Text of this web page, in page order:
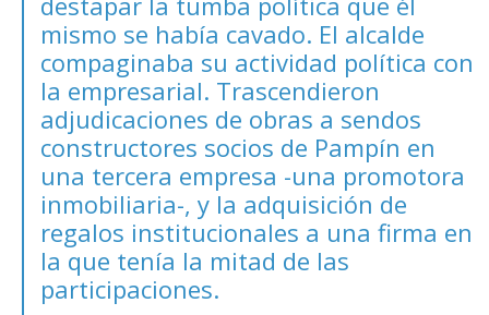
mismo se había cavado. El alcalde
compaginaba su actividad política con
la empresarial. Trascendieron
adjudicaciones de obras a sendos
constructores socios de Pampín en
una tercera empresa -una promotora
inmobiliaria-, y la adquisición de
regalos institucionales a una firma en
la que tenía la mitad de las
participaciones.